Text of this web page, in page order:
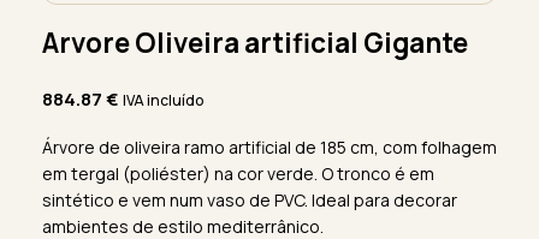
Arvore Oliveira artificial Gigante
884.87€ IVA incluído
Árvore de oliveira ramo artificial de 185 cm, com folhagem
em tergal (poliéster) na cor verde. O tronco é em
sintético e vem num vaso de PVC. Ideal para decorar
ambientes de estilo mediterrânico.